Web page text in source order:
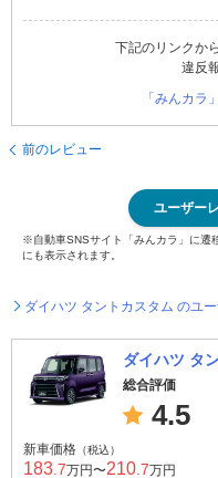
下記のリンクか
違反
「みんカラ
前のレビュー
ユーザー
※自動車SNSサイト「みんカラ」に遷
にも表示されます。
ダイハツ タントカスタム のユ
ダイハツ タ
総合評価
4.5
新車価格 （税込）
183 .7万円〜210 .7万円